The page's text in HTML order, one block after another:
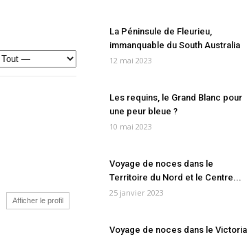
Afficher le profil
La Péninsule de Fleurieu,
immanquable du South Australia
12 mai 2023
Les requins, le Grand Blanc pour
une peur bleue ?
10 mai 2023
Voyage de noces dans le
Territoire du Nord et le Centre...
25 janvier 2023
Voyage de noces dans le Victoria